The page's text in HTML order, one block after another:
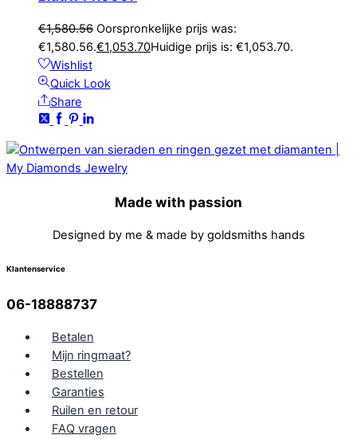
€1,580.56 Oorspronkelijke prijs was:
€1,580.56.€1,053.70Huidige prijs is: €1,053.70.
Wishlist
Quick Look
Share
Made with passion
Designed by me & made by goldsmiths hands
Klantenservice
06-18888737
Betalen
Mijn ringmaat?
Bestellen
Garanties
Ruilen en retour
FAQ vragen